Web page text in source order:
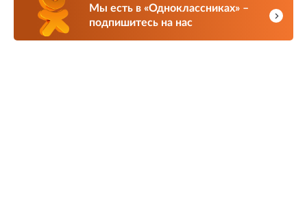
Мы есть в «Одноклассниках» –
подпишитесь на нас